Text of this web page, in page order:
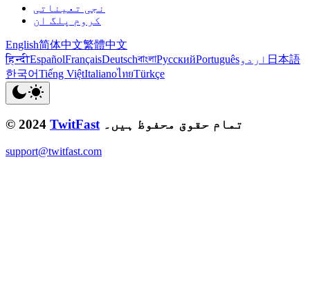
نجی تعیناتی
کروم پلگ ان
English简体中文繁體中文
हिन्दीEspañolFrançaisDeutschবাংলাРусскийPortuguêsاردو 日本語
한국어Tiếng ViệtItalianoไทยTürkçe
© 2024 TwitFast تمام حقوق محفوظ ہیں۔
support@twitfast.com